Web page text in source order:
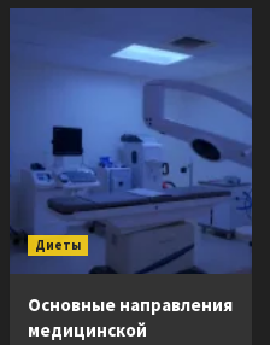
Диеты
Основные направления
медицинской